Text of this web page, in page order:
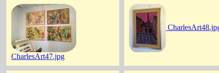
CharlesArt47.jpg